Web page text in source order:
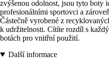
zvýšenou odolnost, jsou tyto boty
profesionálními sportovci a
Částečně vyrobené z
k udržitelnosti. Cítíte rozdíl s
botách pro vnitřní použití.
Další informace